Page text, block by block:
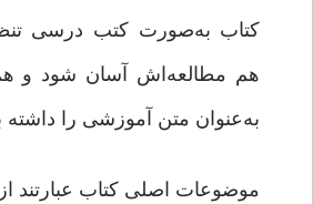
کتاب به‌صورت کتب درسی
هم مطالعه‌اش آسان شود و هم
به‌عنوان متن آموزشی را داشته
موضوعات اصلی کتاب عبارتند